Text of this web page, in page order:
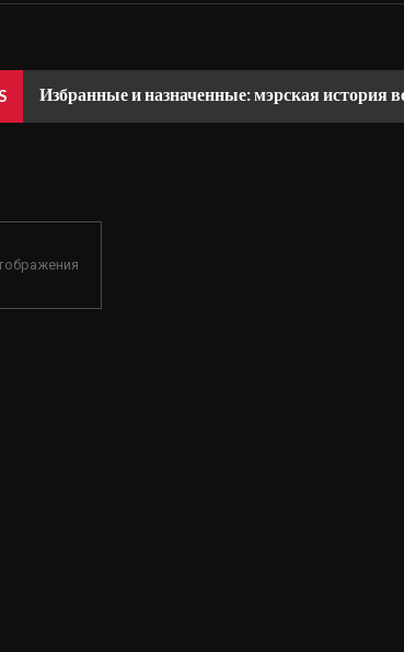
Избранные и назначенные: мэрская история